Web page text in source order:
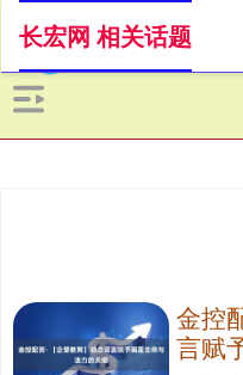
长宏网 相关话题
金控
言赋